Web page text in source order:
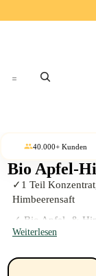
40.000+ Kunden
Bio Apfel-
✓ 1 Teil
Himbeerensaft
✓ Bio Apfel- &
ohne Zusätze
Früchte aus
Weiterlesen